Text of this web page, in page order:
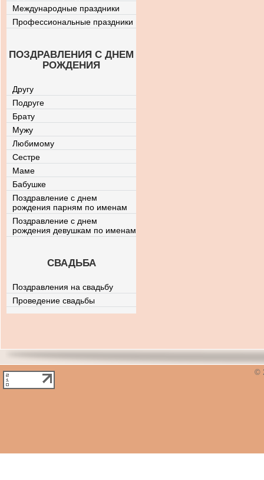
Международные праздники
Профессиональные праздники
ПОЗДРАВЛЕНИЯ С ДНЕМ
РОЖДЕНИЯ
Другу
Подруге
Брату
Мужу
Любимому
Сестре
Маме
Бабушке
Поздравление с днем
рождения парням по именам
Поздравление с днем
рождения девушкам по именам
СВАДЬБА
Поздравления на свадьбу
Проведение свадьбы
©